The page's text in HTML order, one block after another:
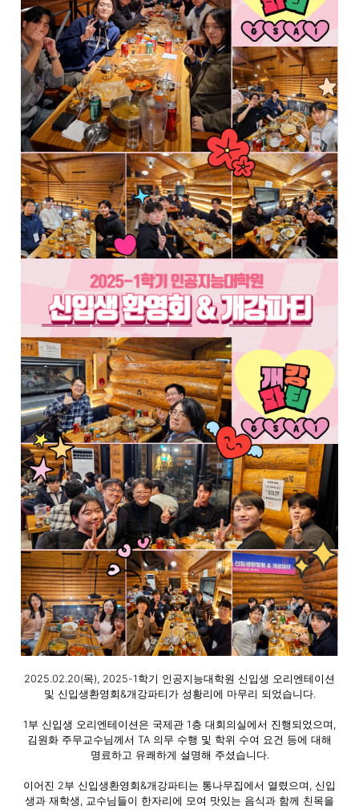
2025.02.20(목), 2025-1학기 인공지능대학원 신입생 오리엔테이션
및 신입생환영회&개강파티가 성황리에 마무리 되었습니다.
1부 신입생 오리엔테이션은 국제관 1층 대회의실에서 진행되었으며,
김원화 주무교수님께서 TA 의무 수행 및 학위 수여 요건 등에 대해
명료하고 유쾌하게 설명해 주셨습니다.
이어진 2부 신입생환영회&개강파티는 통나무집에서 열렸으며, 신입
생과 재학생, 교수님들이 한자리에 모여 맛있는 음식과 함께 친목을